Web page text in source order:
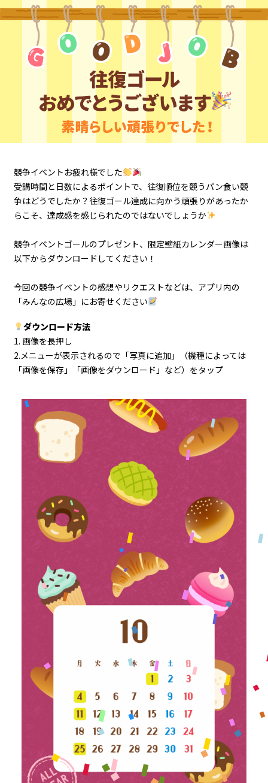
競争イベントお疲れ様でした
受講時間と日数によるポイントで、往復順位を競うパン食い競
争はどうでしたか？往復ゴール達成に向かう頑張りがあったか
らこそ、達成感を感じられたのではないでしょうか
競争イベントゴールのプレゼント、限定壁紙カレンダー画像は
以下からダウンロードしてください！
今回の競争イベントの感想やリクエストなどは、アプリ内の
「みんなの広場」にお寄せください
ダウンロード方法
1. 画像を長押し
2.メニューが表示されるので「写真に追加」（機種によっては
「画像を保存」「画像をダウンロード」など）をタップ